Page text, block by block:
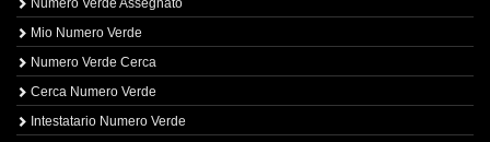
Numero Verde Assegnato
Mio Numero Verde
Numero Verde Cerca
Cerca Numero Verde
Intestatario Numero Verde